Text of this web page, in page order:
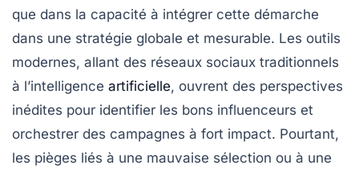
que dans la capacité à intégrer cette démarche
dans une stratégie globale et mesurable. Les outils
modernes, allant des réseaux sociaux traditionnels
à l’intelligence artificielle, ouvrent des perspectives
inédites pour identifier les bons influenceurs et
orchestrer des campagnes à fort impact. Pourtant,
les pièges liés à une mauvaise sélection ou à une